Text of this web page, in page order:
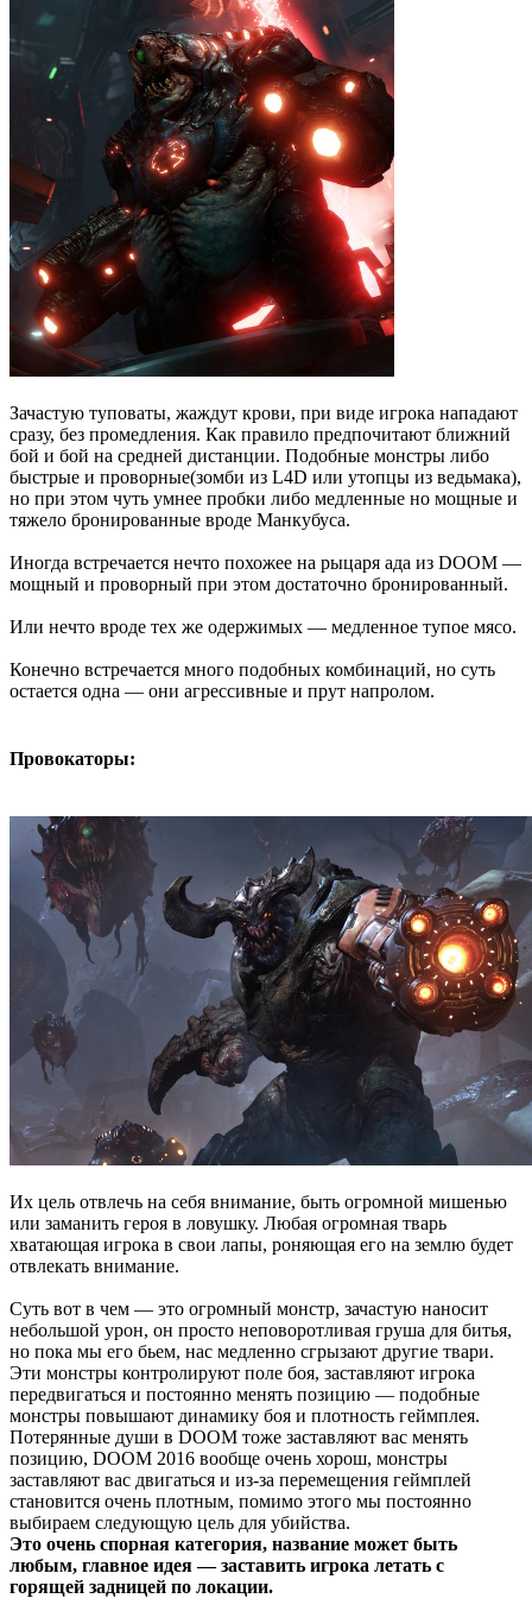
Зачастую туповаты, жаждут крови, при виде игрока нападают
сразу, без промедления. Как правило предпочитают ближний
бой и бой на средней дистанции. Подобные монстры либо
быстрые и проворные(зомби из L4D или утопцы из ведьмака),
но при этом чуть умнее пробки либо медленные но мощные и
тяжело бронированные вроде Манкубуса.
Иногда встречается нечто похожее на рыцаря ада из DOOM —
мощный и проворный при этом достаточно бронированный.
Или нечто вроде тех же одержимых — медленное тупое мясо.
Конечно встречается много подобных комбинаций, но суть
остается одна — они агрессивные и прут напролом.
Провокаторы:
Их цель отвлечь на себя внимание, быть огромной мишенью
или заманить героя в ловушку. Любая огромная тварь
хватающая игрока в свои лапы, роняющая его на землю будет
отвлекать внимание.
Суть вот в чем — это огромный монстр, зачастую наносит
небольшой урон, он просто неповоротливая груша для битья,
но пока мы его бьем, нас медленно сгрызают другие твари.
Эти монстры контролируют поле боя, заставляют игрока
передвигаться и постоянно менять позицию — подобные
монстры повышают динамику боя и плотность геймплея.
Потерянные души в DOOM тоже заставляют вас менять
позицию, DOOM 2016 вообще очень хорош, монстры
заставляют вас двигаться и из-за перемещения геймплей
становится очень плотным, помимо этого мы постоянно
выбираем следующую цель для убийства.
Это очень спорная категория, название может быть
любым, главное идея — заставить игрока летать с
горящей задницей по локации.